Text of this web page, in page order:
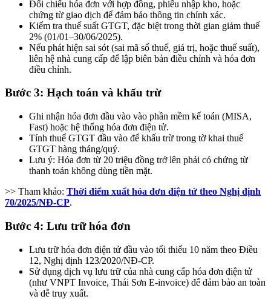
Đối chiếu hóa đơn với hợp đồng, phiếu nhập kho, hoặc
chứng từ giao dịch để đảm bảo thông tin chính xác.
Kiểm tra thuế suất GTGT, đặc biệt trong thời gian giảm thuế
2% (01/01–30/06/2025).
Nếu phát hiện sai sót (sai mã số thuế, giá trị, hoặc thuế suất),
liên hệ nhà cung cấp để lập biên bản điều chỉnh và hóa đơn
điều chỉnh.
Bước 3: Hạch toán và khấu trừ
Ghi nhận hóa đơn đầu vào vào phần mềm kế toán (MISA,
Fast) hoặc hệ thống hóa đơn điện tử.
Tính thuế GTGT đầu vào để khấu trừ trong tờ khai thuế
GTGT hàng tháng/quý.
Lưu ý: Hóa đơn từ 20 triệu đồng trở lên phải có chứng từ
thanh toán không dùng tiền mặt.
>> Tham khảo: Thời điểm xuất hóa đơn điện tử theo Nghị định
70/2025/NĐ-CP.
Bước 4: Lưu trữ hóa đơn
Lưu trữ hóa đơn điện tử đầu vào tối thiểu 10 năm theo Điều
12, Nghị định 123/2020/NĐ-CP.
Sử dụng dịch vụ lưu trữ của nhà cung cấp hóa đơn điện tử
(như VNPT Invoice, Thái Sơn E-invoice) để đảm bảo an toàn
và dễ truy xuất.